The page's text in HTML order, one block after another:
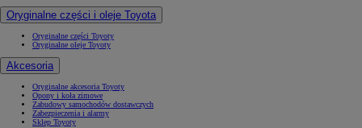
Oryginalne części i oleje Toyota
Oryginalne części Toyoty
Oryginalne oleje Toyoty
Akcesoria
Oryginalne akcesoria Toyoty
Opony i koła zimowe
Zabudowy samochodów dostawczych
Zabezpieczenia i alarmy
Sklep Toyoty